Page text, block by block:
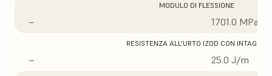
MODULO DI FLESSIONE
– 1701.0 MPa
RESISTENZA ALL'URTO IZOD CON INTAGLIO
– 25.0 J/m